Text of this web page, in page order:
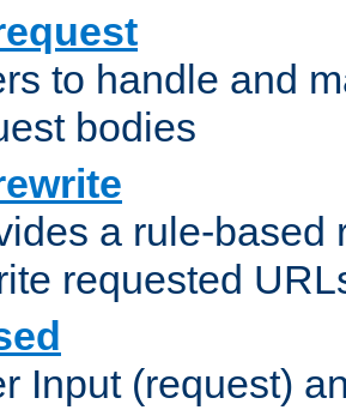
to handle and
bodies
a rule-based
requested
Input (request)